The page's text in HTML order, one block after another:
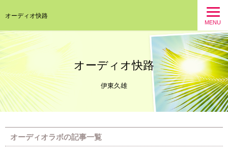
オーディオ快路
MENU
オーディオ快路
伊東久雄
オーディオラボの記事一覧